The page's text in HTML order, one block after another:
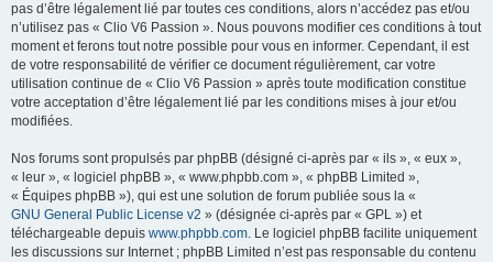
c
pas d’être légalement lié par toutes ces conditions, alors n’accédez pas et/ou
n’utilisez pas « Clio V6 Passion ». Nous pouvons modifier ces conditions à tout
moment et ferons tout notre possible pour vous en informer. Cependant, il est
de votre responsabilité de vérifier ce document régulièrement, car votre
utilisation continue de « Clio V6 Passion » après toute modification constitue
votre acceptation d’être légalement lié par les conditions mises à jour et/ou
modifiées.
Nos forums sont propulsés par phpBB (désigné ci-après par « ils », « eux »,
« leur », « logiciel phpBB », « www.phpbb.com », « phpBB Limited »,
« Équipes phpBB »), qui est une solution de forum publiée sous la «
GNU General Public License v2 » (désignée ci-après par « GPL ») et
téléchargeable depuis www.phpbb.com. Le logiciel phpBB facilite uniquement
les discussions sur Internet ; phpBB Limited n’est pas responsable du contenu